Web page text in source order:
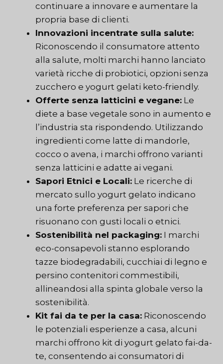
continuare a innovare e aumentare la
propria base di clienti.
Innovazioni incentrate sulla salute:
Riconoscendo il consumatore attento
alla salute, molti marchi hanno lanciato
varietà ricche di probiotici, opzioni senza
zucchero e yogurt gelati keto-friendly.
Offerte senza latticini e vegane: Le
diete a base vegetale sono in aumento e
l’industria sta rispondendo. Utilizzando
ingredienti come latte di mandorle,
cocco o avena, i marchi offrono varianti
senza latticini e adatte ai vegani.
Sapori Etnici e Locali: Le ricerche di
mercato sullo yogurt gelato indicano
una forte preferenza per sapori che
risuonano con gusti locali o etnici.
Sostenibilità nel packaging: I marchi
eco-consapevoli stanno esplorando
tazze biodegradabili, cucchiai di legno e
persino contenitori commestibili,
allineandosi alla spinta globale verso la
sostenibilità.
Kit fai da te per la casa: Riconoscendo
le potenziali esperienze a casa, alcuni
marchi offrono kit di yogurt gelato fai-da-
te, consentendo ai consumatori di